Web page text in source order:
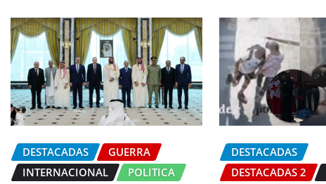
DESTACADAS
GUERRA
INTERNACIONAL
POLITICA
DESTACADAS
DESTACADAS 2